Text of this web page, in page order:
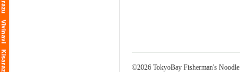
©2026 TokyoBay Fisherman's Noodle